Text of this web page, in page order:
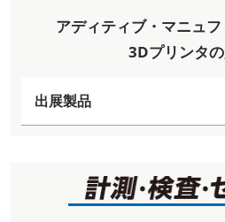
アディティブ・マニュフ
3Dプリンタ
出展製品